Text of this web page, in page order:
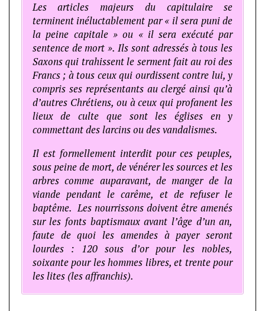
Les articles majeurs du capitulaire se
terminent inéluctablement par « il sera puni de
la peine capitale » ou « il sera exécuté par
sentence de mort ». Ils sont adressés à tous les
Saxons qui trahissent le serment fait au roi des
Francs ; à tous ceux qui ourdissent contre lui, y
compris ses représentants au clergé ainsi qu’à
d’autres Chrétiens, ou à ceux qui profanent les
lieux de culte que sont les églises en y
commettant des larcins ou des vandalismes.
Il est formellement interdit pour ces peuples,
sous peine de mort, de vénérer les sources et les
arbres comme auparavant, de manger de la
viande pendant le carême, et de refuser le
baptême. Les nourrissons doivent être amenés
sur les fonts baptismaux avant l’âge d’un an,
faute de quoi les amendes à payer seront
lourdes : 120 sous d’or pour les nobles,
soixante pour les hommes libres, et trente pour
les lites (les affranchis).